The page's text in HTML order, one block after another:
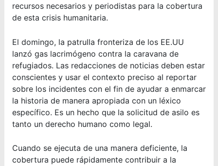
recursos necesarios y periodistas para la cobertura
de esta crisis humanitaria.
El domingo, la patrulla fronteriza de los EE.UU
lanzó gas lacrimógeno contra la caravana de
refugiados. Las redacciones de noticias deben estar
conscientes y usar el contexto preciso al reportar
sobre los incidentes con el fin de ayudar a enmarcar
la historia de manera apropiada con un léxico
específico. Es un hecho que la solicitud de asilo es
tanto un derecho humano como legal.
Cuando se ejecuta de una manera deficiente, la
cobertura puede rápidamente contribuir a la